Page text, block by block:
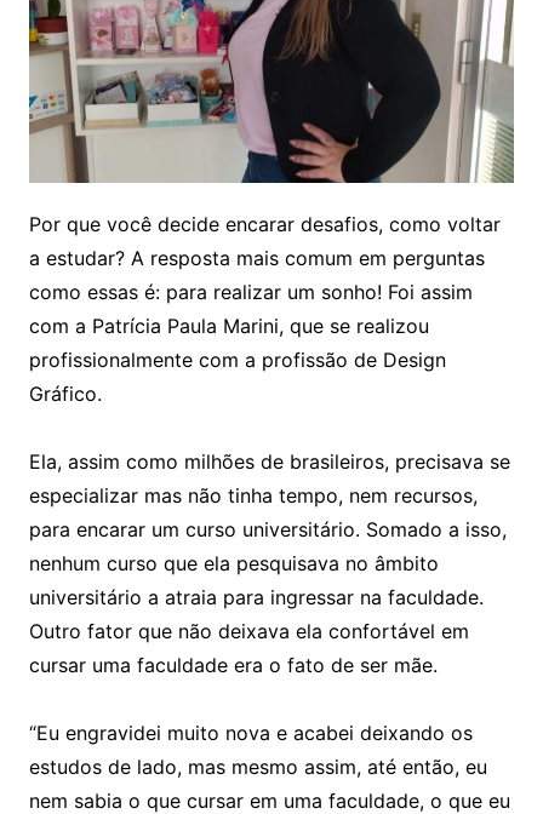
Por que você decide encarar desafios, como voltar
a estudar? A resposta mais comum em perguntas
como essas é: para realizar um sonho! Foi assim
com a Patrícia Paula Marini, que se realizou
profissionalmente com a profissão de Design
Gráfico.
Ela, assim como milhões de brasileiros, precisava se
especializar mas não tinha tempo, nem recursos,
para encarar um curso universitário. Somado a isso,
nenhum curso que ela pesquisava no âmbito
universitário a atraia para ingressar na faculdade.
Outro fator que não deixava ela confortável em
cursar uma faculdade era o fato de ser mãe.
“Eu engravidei muito nova e acabei deixando os
estudos de lado, mas mesmo assim, até então, eu
nem sabia o que cursar em uma faculdade, o que eu